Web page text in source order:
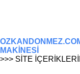
MAKİNESİ
>>> SİTE